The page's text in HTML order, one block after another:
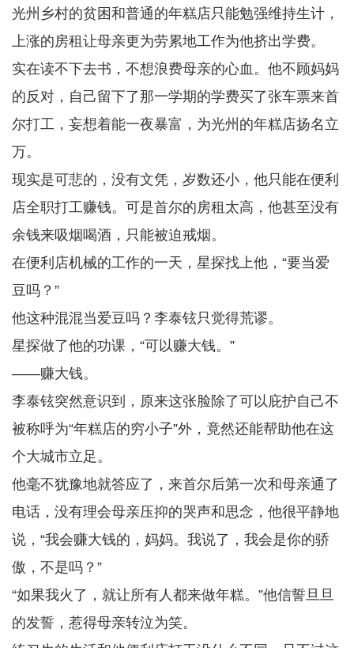
光州乡村的贫困和普通的年糕店只能勉强维持生计，
上涨的房租让母亲更为劳累地工作为他挤出学费。
实在读不下去书，不想浪费母亲的心血。他不顾妈妈
的反对，自己留下了那一学期的学费买了张车票来首
尔打工，妄想着能一夜暴富，为光州的年糕店扬名立
万。
现实是可悲的，没有文凭，岁数还小，他只能在便利
店全职打工赚钱。可是首尔的房租太高，他甚至没有
余钱来吸烟喝酒，只能被迫戒烟。
在便利店机械的工作的一天，星探找上他，“要当爱
豆吗？”
他这种混混当爱豆吗？李泰铉只觉得荒谬。
星探做了他的功课，“可以赚大钱。”
——赚大钱。
李泰铉突然意识到，原来这张脸除了可以庇护自己不
被称呼为“年糕店的穷小子”外，竟然还能帮助他在这
个大城市立足。
他毫不犹豫地就答应了，来首尔后第一次和母亲通了
电话，没有理会母亲压抑的哭声和思念，他很平静地
说，“我会赚大钱的，妈妈。我说了，我会是你的骄
傲，不是吗？”
“如果我火了，就让所有人都来做年糕。”他信誓旦旦
的发誓，惹得母亲转泣为笑。